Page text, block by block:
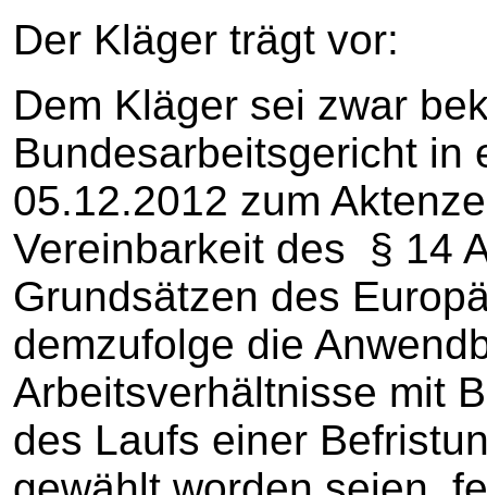
Der Kläger trägt vor:
Dem Kläger sei zwar
Bundesarbeitsgericht in
05.12.2012 zum
Vereinbarkeit des § 14
Grundsätzen des
demzufolge die
Arbeitsverhältnisse mit
des Laufs einer